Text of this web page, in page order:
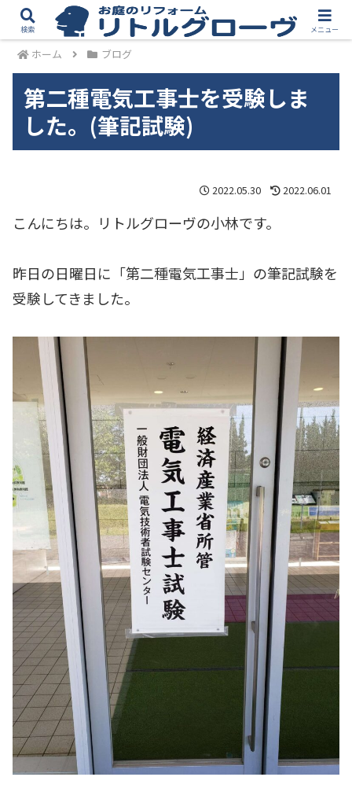
ホーム ブログ
第二種電気工事士を受験しま
した。(筆記試験)
2022.05.30 2022.06.01
こんにちは。リトルグローヴの小林です。
昨日の日曜日に「第二種電気工事士」の筆記試験を
受験してきました。
検索 メニュー